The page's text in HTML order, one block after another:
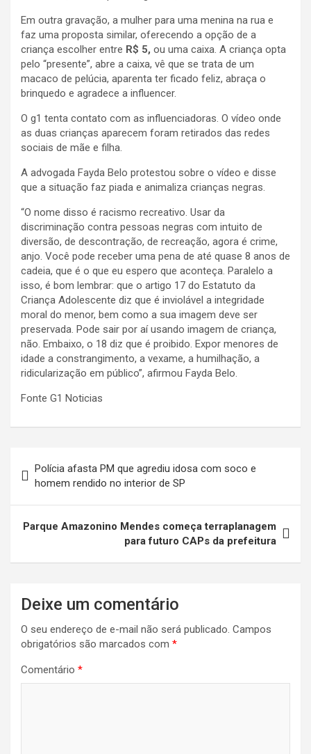
Em outra gravação, a mulher para uma menina na rua e
faz uma proposta similar, oferecendo a opção de a
criança escolher entre R$ 5, ou uma caixa. A criança opta
pelo “presente”, abre a caixa, vê que se trata de um
macaco de pelúcia, aparenta ter ficado feliz, abraça o
brinquedo e agradece a influencer.
O g1 tenta contato com as influenciadoras. O vídeo onde
as duas crianças aparecem foram retirados das redes
sociais de mãe e filha.
A advogada Fayda Belo protestou sobre o vídeo e disse
que a situação faz piada e animaliza crianças negras.
“O nome disso é racismo recreativo. Usar da
discriminação contra pessoas negras com intuito de
diversão, de descontração, de recreação, agora é crime,
anjo. Você pode receber uma pena de até quase 8 anos de
cadeia, que é o que eu espero que aconteça. Paralelo a
isso, é bom lembrar: que o artigo 17 do Estatuto da
Criança Adolescente diz que é inviolável a integridade
moral do menor, bem como a sua imagem deve ser
preservada. Pode sair por aí usando imagem de criança,
não. Embaixo, o 18 diz que é proibido. Expor menores de
idade a constrangimento, a vexame, a humilhação, a
ridicularização em público”, afirmou Fayda Belo.
Fonte G1 Noticias
de
Post
Polícia afasta PM que agrediu idosa com soco e
homem rendido no interior de SP
Parque Amazonino Mendes começa terraplanagem
para futuro CAPs da prefeitura
Deixe um comentário
O seu endereço de e-mail não será publicado. Campos
obrigatórios são marcados com *
Comentário *